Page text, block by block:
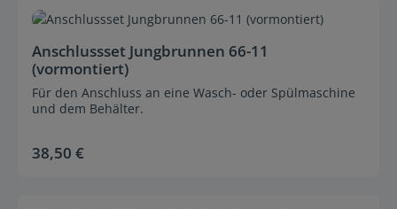
Durchschnittliche Bewertung von 0 von 5 Sternen
Anschlussset Jungbrunnen 66-11
(vormontiert)
Für den Anschluss an eine Wasch- oder Spülmaschine
und dem Behälter.
Regulärer Preis:
38,50 €